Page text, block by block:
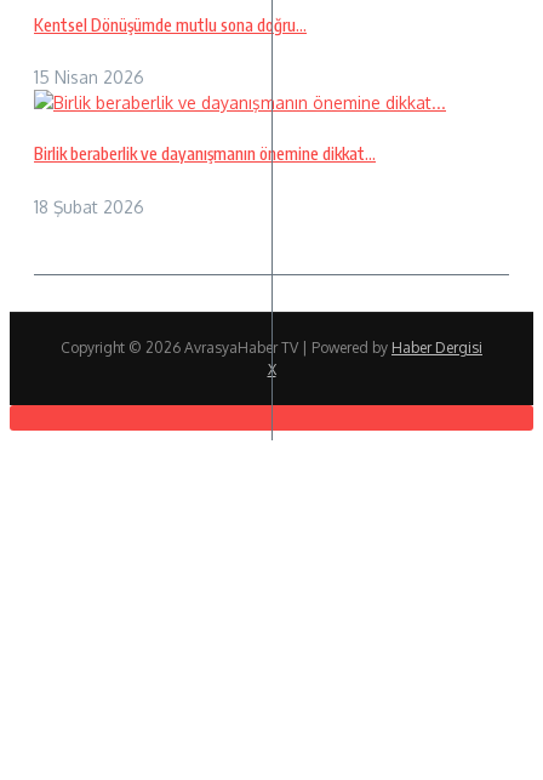
Kentsel Dönüşümde mutlu sona doğru…
15 Nisan 2026
Birlik beraberlik ve dayanışmanın önemine dikkat…
18 Şubat 2026
Copyright © 2026 AvrasyaHaber TV | Powered by Haber Dergisi
X